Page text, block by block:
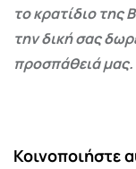
το κρατίδιο της
την δική σας
προσπάθειά
Κοινοποιήστε